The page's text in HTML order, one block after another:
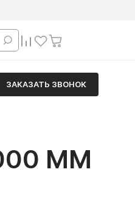
ЗАКАЗАТЬ ЗВОНОК
ММ